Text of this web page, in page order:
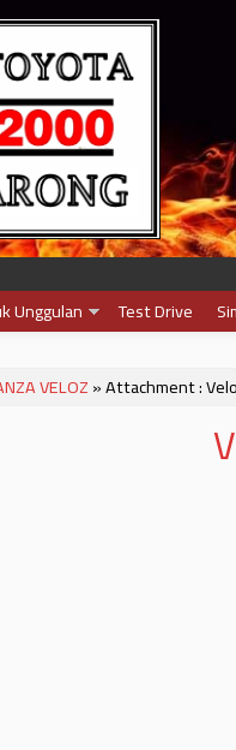
Unggulan Test Drive
VELOZ» Attachment :